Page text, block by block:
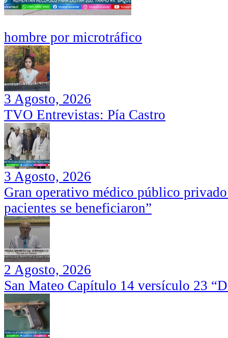
hombre por microtráfico
3 Agosto, 2026
TVO Entrevistas: Pía Castro
3 Agosto, 2026
Gran operativo médico público
pacientes se beneficiaron”
2 Agosto, 2026
San Mateo Capítulo 14 versículo 23